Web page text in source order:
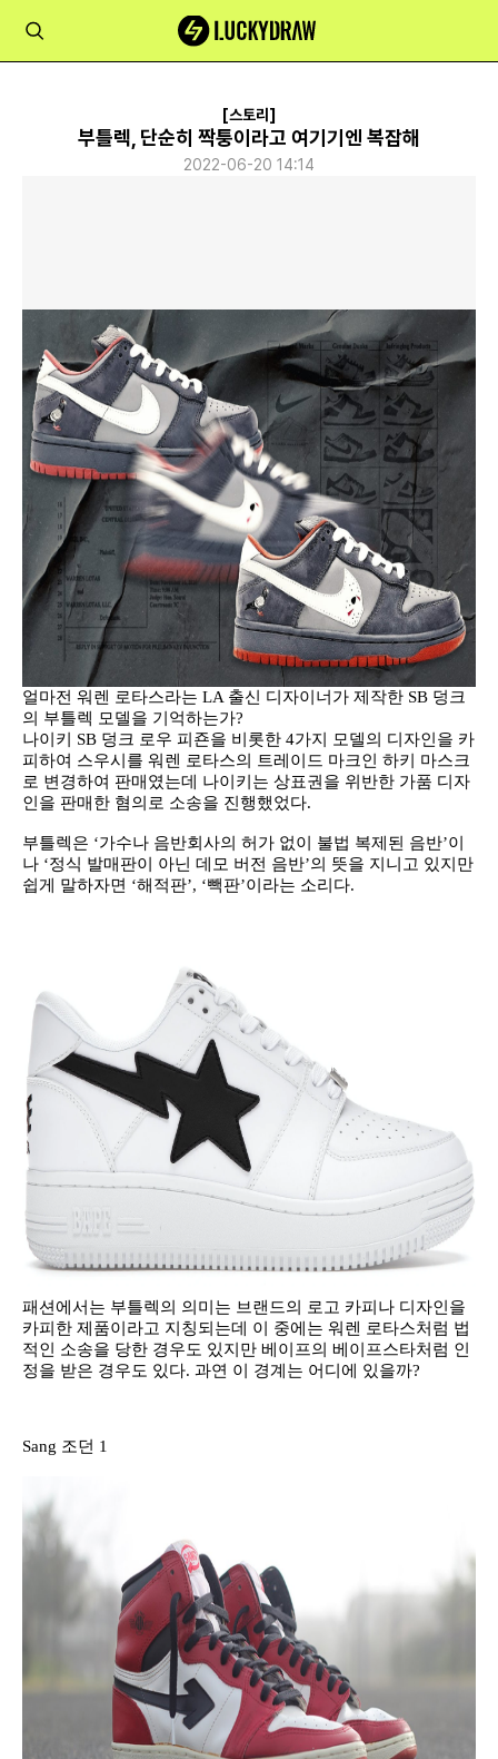
[스토리]
부틀렉, 단순히 짝퉁이라고 여기기엔 복잡해
2022-06-20 14:14
얼마전 워렌 로타스라는 LA 출신 디자이너가 제작한 SB 덩크
의 부틀렉 모델을 기억하는가?
나이키 SB 덩크 로우 피죤을 비롯한 4가지 모델의 디자인을 카
피하여 스우시를 워렌 로타스의 트레이드 마크인 하키 마스크
로 변경하여 판매였는데 나이키는 상표권을 위반한 가품 디자
인을 판매한 혐의로 소송을 진행했었다.
부틀렉은 ‘가수나 음반회사의 허가 없이 불법 복제된 음반’이
나 ‘정식 발매판이 아닌 데모 버전 음반’의 뜻을 지니고 있지만
쉽게 말하자면 ‘해적판’, ‘빽판’이라는 소리다.
패션에서는 부틀렉의 의미는 브랜드의 로고 카피나 디자인을
카피한 제품이라고 지칭되는데 이 중에는 워렌 로타스처럼 법
적인 소송을 당한 경우도 있지만 베이프의 베이프스타처럼 인
정을 받은 경우도 있다. 과연 이 경계는 어디에 있을까?
Sang 조던 1